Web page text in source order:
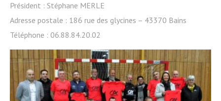
Président : Stéphane MERLE
Adresse postale : 186 rue des glycines – 43370 Bains
Téléphone : 06.88.84.20.02